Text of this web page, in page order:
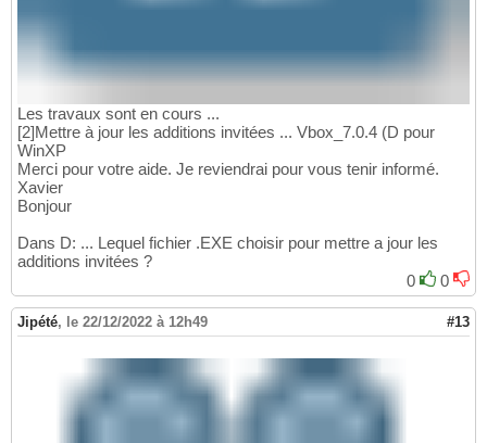
Les travaux sont en cours ...
[2]Mettre à jour les additions invitées ... Vbox_7.0.4 (D pour
WinXP
Merci pour votre aide. Je reviendrai pour vous tenir informé.
Xavier
Bonjour
Dans D: ... Lequel fichier .EXE choisir pour mettre a jour les
additions invitées ?
0
0
Jipété, le 22/12/2022 à 12h49 #13